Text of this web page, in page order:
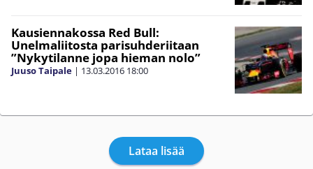
Kausiennakossa Red Bull:
Unelmaliitosta parisuhderiitaan
”Nykytilanne jopa hieman nolo”
Juuso Taipale | 13.03.2016 18:00
Lataa lisää